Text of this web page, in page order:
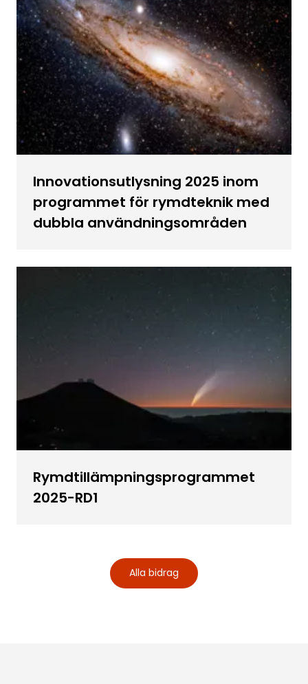
Innovationsutlysning 2025 inom
programmet för rymdteknik med
dubbla användningsområden
Rymdtillämpningsprogrammet
2025-RD1
Alla bidrag